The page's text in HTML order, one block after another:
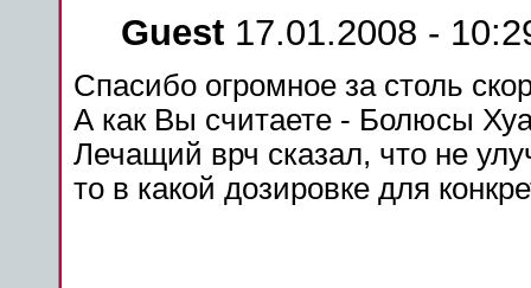
Guest 17.01.2008 -
Спасибо огромное за столь
А как Вы считаете - Болюсы
Лечащий врч сказал, что не
то в какой дозировке для